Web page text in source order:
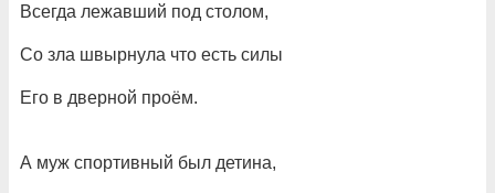
Всегда лежавший под столом,
Со зла швырнула что есть силы
Его в дверной проём.
А муж спортивный был детина,